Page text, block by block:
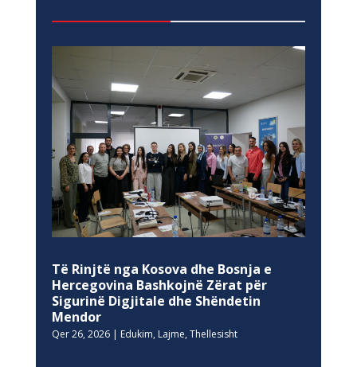
Të Rinjtë nga Kosova dhe Bosnja e
Hercegovina Bashkojnë Zërat për
Sigurinë Digjitale dhe Shëndetin
Mendor
Qer 26, 2026| Edukim, Lajme, Thellesisht